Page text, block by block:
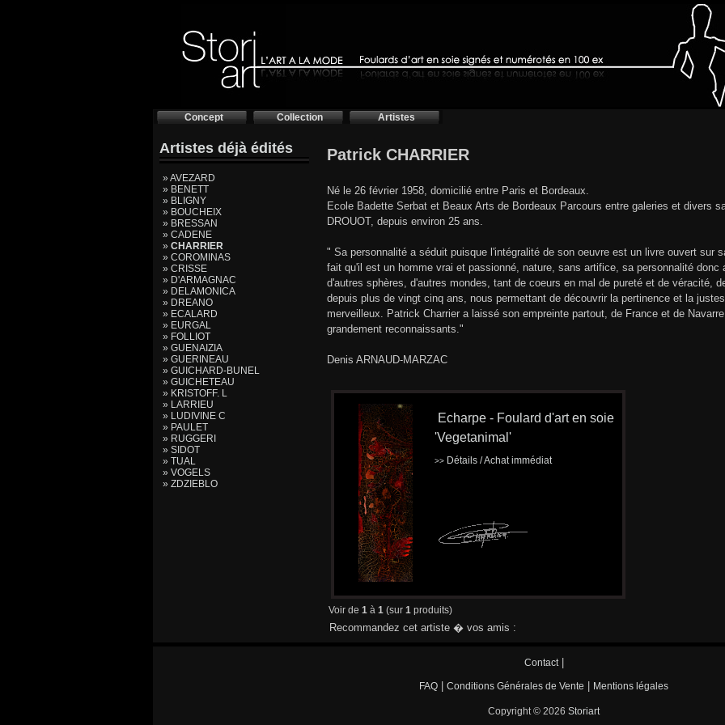
Concept Collection Artistes
Artistes déjà édités
» AVEZARD
» BENETT
» BLIGNY
» BOUCHEIX
» BRESSAN
» CADENE
» CHARRIER
» COROMINAS
» CRISSE
» D'ARMAGNAC
» DELAMONICA
» DREANO
» ECALARD
» EURGAL
» FOLLIOT
» GUENAIZIA
» GUERINEAU
» GUICHARD-BUNEL
» GUICHETEAU
» KRISTOFF. L
» LARRIEU
» LUDIVINE C
» PAULET
» RUGGERI
» SIDOT
» TUAL
» VOGELS
» ZDZIEBLO
Patrick CHARRIER
Né le 26 février 1958, domicilié entre Paris et Bordeaux.
Ecole Badette Serbat et Beaux Arts de Bordeaux Parcours entre galeries et divers
DROUOT, depuis environ 25 ans.
" Sa personnalité a séduit puisque l'intégralité de son oeuvre est un livre ouvert sur
fait qu'il est un homme vrai et passionné, nature, sans artifice, sa personnalité donc
d'autres sphères, d'autres mondes, tant de coeurs en mal de pureté et de véracité,
depuis plus de vingt cinq ans, nous permettant de découvrir la pertinence et la
merveilleux. Patrick Charrier a laissé son empreinte partout, de France et de
grandement reconnaissants."
Denis ARNAUD-MARZAC
Echarpe - Foulard d'art en soie
'Vegetanimal'
>> Détails / Achat immédiat
Voir de 1 à 1 (sur 1 produits)
Recommandez cet artiste � vos amis :
Contact|
FAQ Conditions Générales de Vente Mentions légales
Copyright © 2026 Storiart